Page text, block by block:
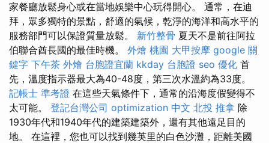
家餐廳放鬆身心或在當地娛樂中心玩得開心。 通常，在迪
拜，眾多獨特的景點，舒適的氣候，乾淨的海洋和高水平的
服務部門可以保證質量放鬆。 新竹整骨 夏天不是前往阿拉
伯聯合酋長國的最佳時機。 外燴 桃園 大甲按摩 google 關
鍵字 下午茶 外燴 台胞證宜蘭 kkday 台胞證 seo 優化 首
先，溫度指示器最大為40-48度，第三次水溫約為33度。
記帳士 準考證 在這些天氣條件下，通常的沿海度假變得不
太可能。 登記台灣公司 optimization 中文 北投 推拿 除
1930年代和1940年代的建築建築外，還有其他遠足目的
地。 在這裡，您也可以找到幾英里的白色沙灘，距離美國